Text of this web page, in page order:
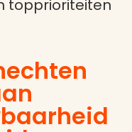
topprioriteiten